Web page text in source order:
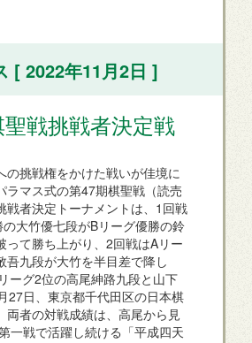
[ 2022年11月2日 ]
戦挑戦者決定戦
挑戦権をかけた戦いが佳境に
ラマス式の第47期棋聖戦（読売
戦者決定トーナメントは、1回戦
大竹優七段がBリーグ優勝の鈴
って勝ち上がり、2回戦はAリー
吾九段が大竹を半目差で降し
ーグ2位の高尾紳路九段と山下
27日、東京都千代田区の日本棋
両者の対戦成績は、高尾から見
一戦で活躍し続ける「平成四天